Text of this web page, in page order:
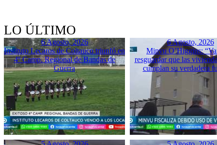
LO ÚLTIMO
6 Agosto, 2026
Instituto Lecaros de Coltauco triunfó en
4º Camp. Regional de Bandas de
Guerra
6 Agosto, 2026
Minvu O’Higgins:
resguardar que las
cumplan su verdadera